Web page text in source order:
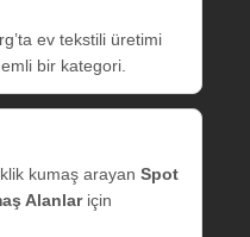
ev tekstili üretimi
bir kategori.
kumaş arayan Spot
Alanlariçin